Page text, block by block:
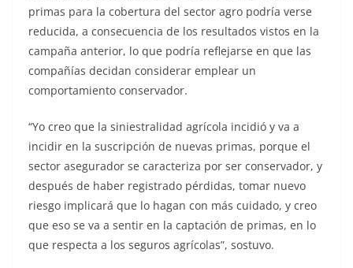
primas para la cobertura del sector agro podría verse
reducida, a consecuencia de los resultados vistos en la
campaña anterior, lo que podría reflejarse en que las
compañías decidan considerar emplear un
comportamiento conservador.
“Yo creo que la siniestralidad agrícola incidió y va a
incidir en la suscripción de nuevas primas, porque el
sector asegurador se caracteriza por ser conservador, y
después de haber registrado pérdidas, tomar nuevo
riesgo implicará que lo hagan con más cuidado, y creo
que eso se va a sentir en la captación de primas, en lo
que respecta a los seguros agrícolas”, sostuvo.